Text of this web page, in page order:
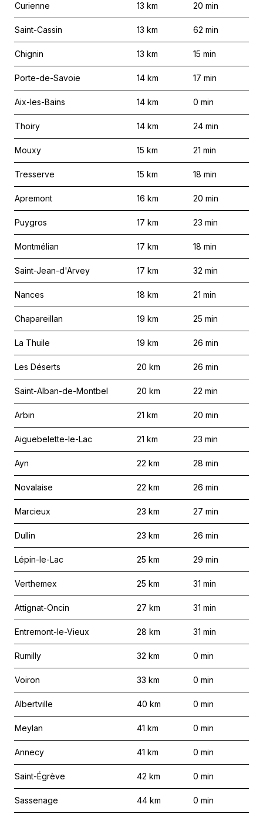
Curienne 13 km 20 min
Saint-Cassin 13 km 62 min
Chignin 13 km 15 min
Porte-de-Savoie 14 km 17 min
Aix-les-Bains 14 km 0 min
Thoiry 14 km 24 min
Mouxy 15 km 21 min
Tresserve 15 km 18 min
Apremont 16 km 20 min
Puygros 17 km 23 min
Montmélian 17 km 18 min
Saint-Jean-d'Arvey 17 km 32 min
Nances 18 km 21 min
Chapareillan 19 km 25 min
La Thuile 19 km 26 min
Les Déserts 20 km 26 min
Saint-Alban-de-Montbel 20 km 22 min
Arbin 21 km 20 min
Aiguebelette-le-Lac 21 km 23 min
Ayn 22 km 28 min
Novalaise 22 km 26 min
Marcieux 23 km 27 min
Dullin 23 km 26 min
Lépin-le-Lac 25 km 29 min
Verthemex 25 km 31 min
Attignat-Oncin 27 km 31 min
Entremont-le-Vieux 28 km 31 min
Rumilly 32 km 0 min
Voiron 33 km 0 min
Albertville 40 km 0 min
Meylan 41 km 0 min
Annecy 41 km 0 min
Saint-Égrève 42 km 0 min
Sassenage 44 km 0 min